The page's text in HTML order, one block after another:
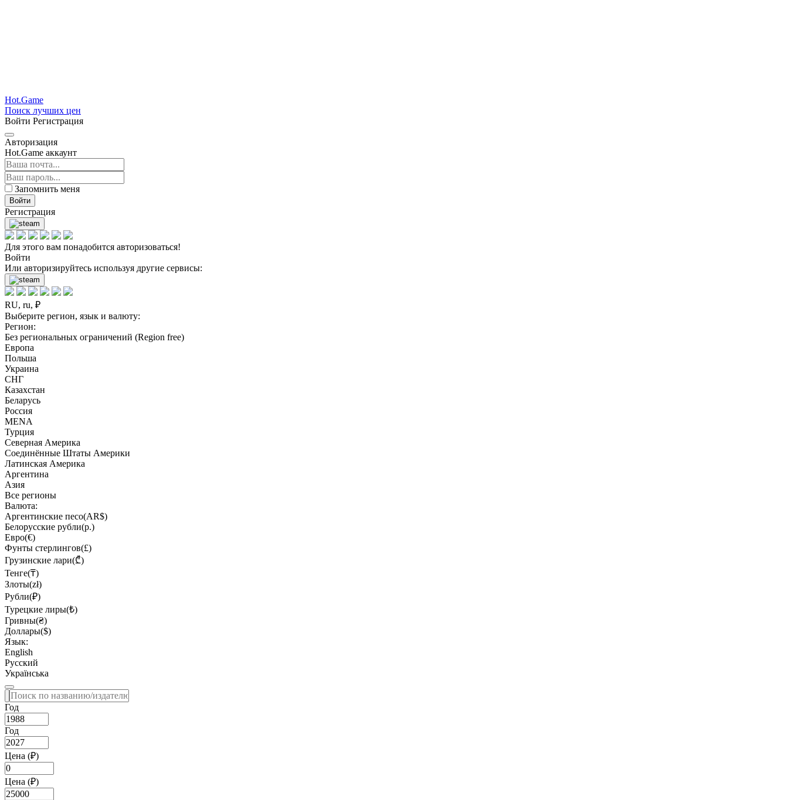
Hot.Game
Поиск лучших цен
Войти Регистрация
Авторизация
Hot.Game аккаунт
Запомнить меня
Войти
Регистрация
Для этого вам понадобится авторизоваться!
Войти
Или авторизируйтесь используя другие сервисы:
RU, ru, ₽
Выберите регион, язык и валюту:
Регион:
Без региональных ограничений (Region free)
Европа
Польша
Украина
СНГ
Казахстан
Беларусь
Россия
MENA
Турция
Северная Америка
Соединённые Штаты Америки
Латинская Америка
Аргентина
Азия
Все регионы
Валюта:
Аргентинские песо(AR$)
Белорусские рубли(р.)
Евро(€)
Фунты стерлингов(£)
Грузинские лари(₾)
Тенге(₸)
Злоты(zł)
Рубли(₽)
Турецкие лиры(₺)
Гривны(₴)
Доллары($)
Язык:
English
Русский
Українська
Год
Год
Цена (₽)
Цена (₽)